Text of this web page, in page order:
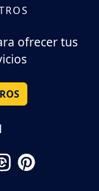
ofrecer tus